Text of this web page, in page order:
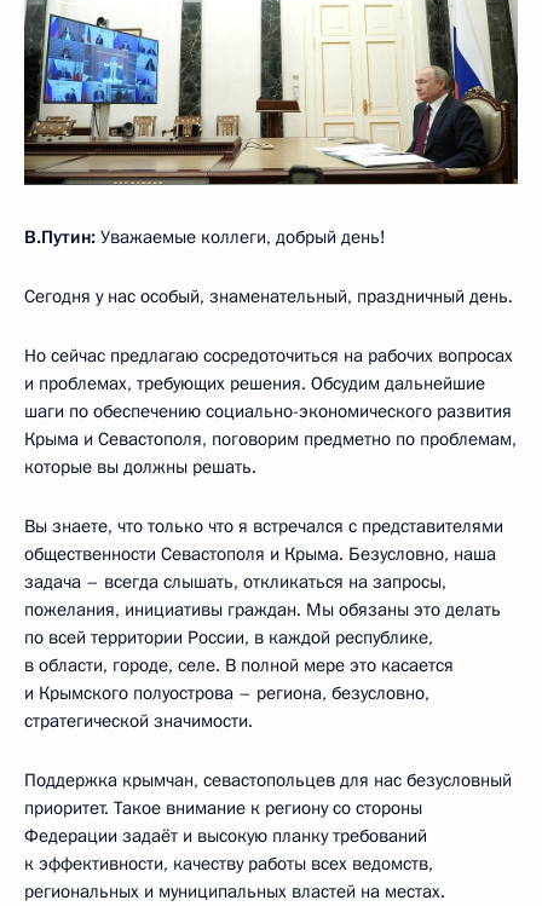
В.Путин: Уважаемые коллеги, добрый день!
Сегодня у нас особый, знаменательный, праздничный день.
Но сейчас предлагаю сосредоточиться на рабочих вопросах
и проблемах, требующих решения. Обсудим дальнейшие
шаги по обеспечению социально-экономического развития
Крыма и Севастополя, поговорим предметно по проблемам,
которые вы должны решать.
Вы знаете, что только что я встречался с представителями
общественности Севастополя и Крыма. Безусловно, наша
задача – всегда слышать, откликаться на запросы,
пожелания, инициативы граждан. Мы обязаны это делать
по всей территории России, в каждой республике,
в области, городе, селе. В полной мере это касается
и Крымского полуострова – региона, безусловно,
стратегической значимости.
Поддержка крымчан, севастопольцев для нас безусловный
приоритет. Такое внимание к региону со стороны
Федерации задаёт и высокую планку требований
к эффективности, качеству работы всех ведомств,
региональных и муниципальных властей на местах.